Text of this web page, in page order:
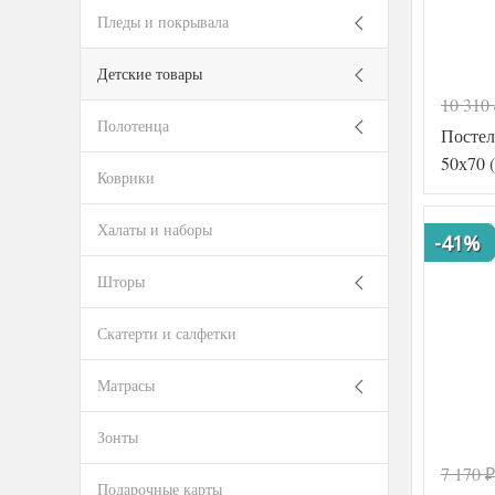
Код
Артикул
Ткань
Размер
Размер
простыни
Код товара
10 310
50х70
-41%
7 170₽
Пледы и покрывала
Детские товары
Полотенца
Коврики
Халаты и наборы
Шторы
Скатерти и салфетки
Матрасы
Зонты
Подарочные карты